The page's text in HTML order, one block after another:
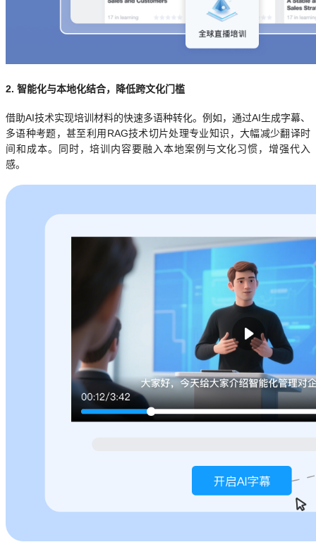
2. 智能化与本地化结合，降低跨文化门槛
借助AI技术实现培训材料的快速多语种转化。例如，通过AI生成字幕、
多语种考题，甚至利用RAG技术切片处理专业知识，大幅减少翻译时
间和成本。同时，培训内容要融入本地案例与文化习惯，增强代入
感。